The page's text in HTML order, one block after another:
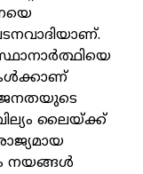
ജനതയുടെ
ലൈയ്ക്ക്
നയങ്ങള്‍